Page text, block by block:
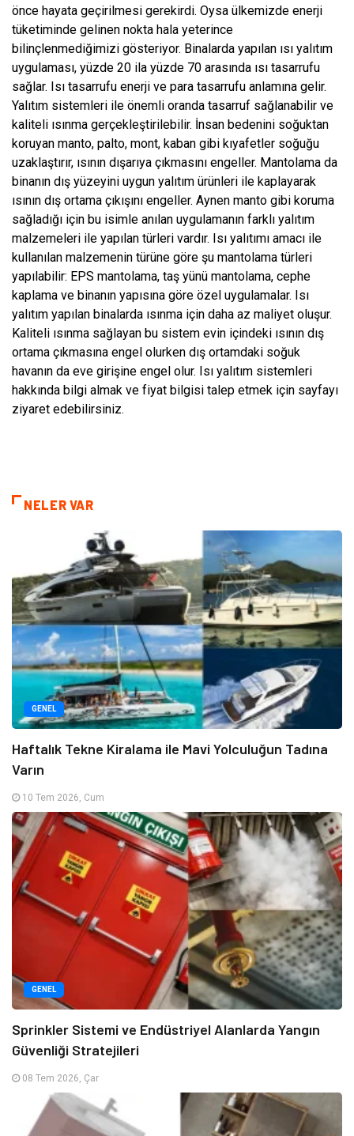
önce hayata geçirilmesi gerekirdi. Oysa ülkemizde enerji
tüketiminde gelinen nokta hala yeterince
bilinçlenmediğimizi gösteriyor. Binalarda yapılan ısı yalıtım
uygulaması, yüzde 20 ila yüzde 70 arasında ısı tasarrufu
sağlar. Isı tasarrufu enerji ve para tasarrufu anlamına gelir.
Yalıtım sistemleri ile önemli oranda tasarruf sağlanabilir ve
kaliteli ısınma gerçekleştirilebilir. İnsan bedenini soğuktan
koruyan manto, palto, mont, kaban gibi kıyafetler soğuğu
uzaklaştırır, ısının dışarıya çıkmasını engeller. Mantolama da
binanın dış yüzeyini uygun yalıtım ürünleri ile kaplayarak
ısının dış ortama çıkışını engeller. Aynen manto gibi koruma
sağladığı için bu isimle anılan uygulamanın farklı yalıtım
malzemeleri ile yapılan türleri vardır. Isı yalıtımı amacı ile
kullanılan malzemenin türüne göre şu mantolama türleri
yapılabilir: EPS mantolama, taş yünü mantolama, cephe
kaplama ve binanın yapısına göre özel uygulamalar. Isı
yalıtım yapılan binalarda ısınma için daha az maliyet oluşur.
Kaliteli ısınma sağlayan bu sistem evin içindeki ısının dış
ortama çıkmasına engel olurken dış ortamdaki soğuk
havanın da eve girişine engel olur. Isı yalıtım sistemleri
hakkında bilgi almak ve fiyat bilgisi talep etmek için sayfayı
ziyaret edebilirsiniz.
NELER VAR
GENEL
Haftalık Tekne Kiralama ile Mavi Yolculuğun Tadına
Varın
10 Tem 2026, Cum
GENEL
Sprinkler Sistemi ve Endüstriyel Alanlarda Yangın
Güvenliği Stratejileri
08 Tem 2026, Çar